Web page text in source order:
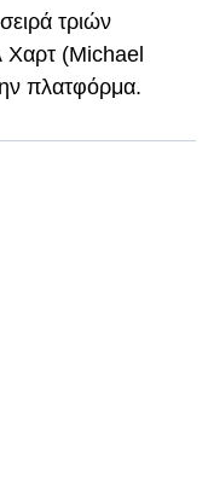
τριών
Χαρτ (Michael
πλατφόρμα.